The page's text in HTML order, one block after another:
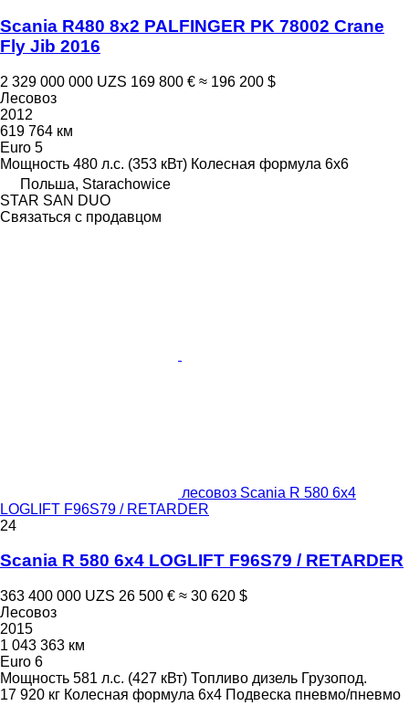
Scania R480 8x2 PALFINGER PK 78002 Crane
Fly Jib 2016
2 329 000 000 UZS 169 800 € ≈ 196 200 $
Лесовоз
2012
619 764 км
Euro 5
Мощность 480 л.с. (353 кВт) Колесная формула 6x6
Польша, Starachowice
STAR SAN DUO
Связаться с продавцом
лесовоз Scania R 580 6x4
LOGLIFT F96S79 / RETARDER
24
Scania R 580 6x4 LOGLIFT F96S79 / RETARDER
363 400 000 UZS 26 500 € ≈ 30 620 $
Лесовоз
2015
1 043 363 км
Euro 6
Мощность 581 л.с. (427 кВт) Топливо дизель Грузопод.
17 920 кг Колесная формула 6x4 Подвеска пневмо/пневмо